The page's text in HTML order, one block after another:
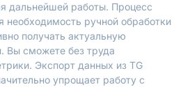
дальнейшей работы. Процесс
необходимость ручной обработки
получать актуальную
Вы сможете без труда
Экспорт данных из TG
упрощает работу с